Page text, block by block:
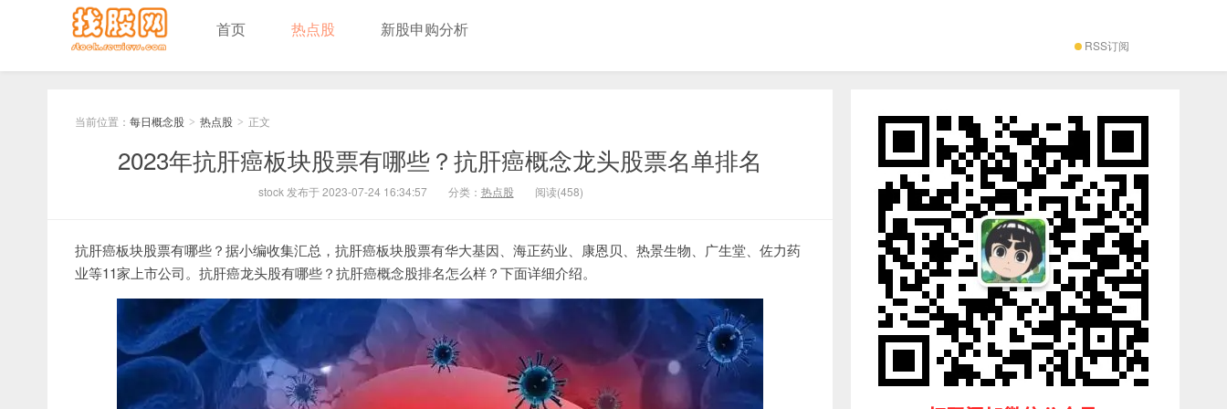
首页 热点股 新股申购分析
RSS订阅
当前位置： 每日概念股 > 热点股 > 正文
2023年抗肝癌板块股票有哪些？抗肝癌概念龙头股票名单排名
stock 发布于 2023-07-24 16:34:57 分类： 热点股 阅读(458)
抗肝癌板块股票有哪些？据小编收集汇总，抗肝癌板块股票有华大基因、海正药业、康恩贝、热景生物、广生堂、佐力药
业等11家上市公司。抗肝癌龙头股有哪些？抗肝癌概念股排名怎么样？下面详细介绍。